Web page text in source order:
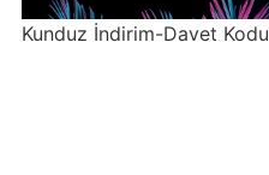
Kunduz İndirim-Davet Kodu